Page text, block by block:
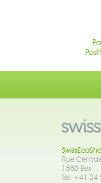
Rue
1880 Bex
Tél. +41 24